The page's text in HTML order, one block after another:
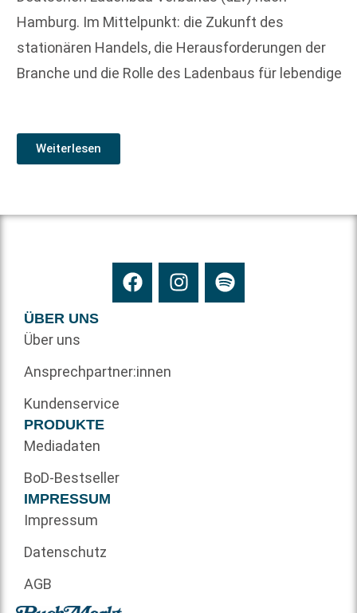
Hamburg. Im Mittelpunkt: die Zukunft des
stationären Handels, die Herausforderungen der
Branche und die Rolle des Ladenbaus für lebendige
Weiterlesen
ÜBER UNS
Über uns
Ansprechpartner:innen
Kundenservice
PRODUKTE
Mediadaten
BoD-Bestseller
IMPRESSUM
Impressum
Datenschutz
AGB